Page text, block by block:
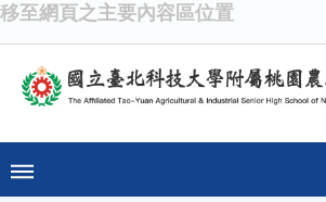
移至網頁之主要內容區位置